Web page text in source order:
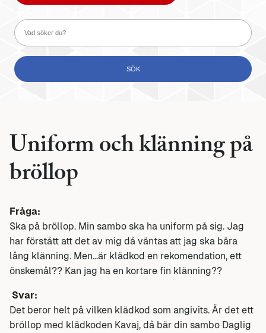
Uniform och klänning på
bröllop
Fråga:
Ska på bröllop. Min sambo ska ha uniform på sig. Jag
har förstått att det av mig då väntas att jag ska bära
lång klänning. Men…är klädkod en rekomendation, ett
önskemål?? Kan jag ha en kortare fin klänning??
Svar:
Det beror helt på vilken klädkod som angivits. Är det ett
bröllop med klädkoden Kavaj, då bär din sambo Daglig